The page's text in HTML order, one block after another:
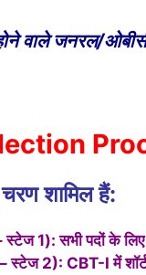
होने वाले जनरल/
शामिल हैं:
1): सभी पदों के
2): CBT-I में